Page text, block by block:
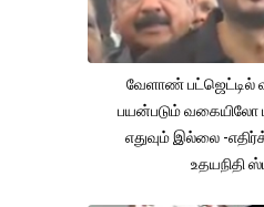
வேளாண் பட்ஜெட்டில்
பயன்படும் வகையிலோ
எதுவும் இல்லை -
உதயநிதி